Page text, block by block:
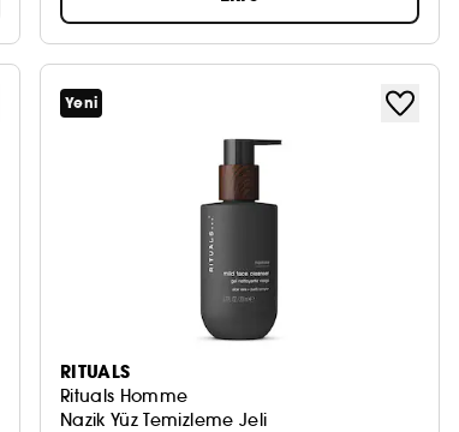
Yeni
RITUALS
Rituals Homme
Nazik Yüz Temizleme Jeli